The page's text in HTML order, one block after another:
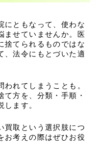
にともなって、使わな
ませていませんか。医
捨てられるものではな
、法令にもとづいた適
れてしまうことも。
方を、分類・手順・
します。
買取という選択肢につ
お考えの際はぜひお役